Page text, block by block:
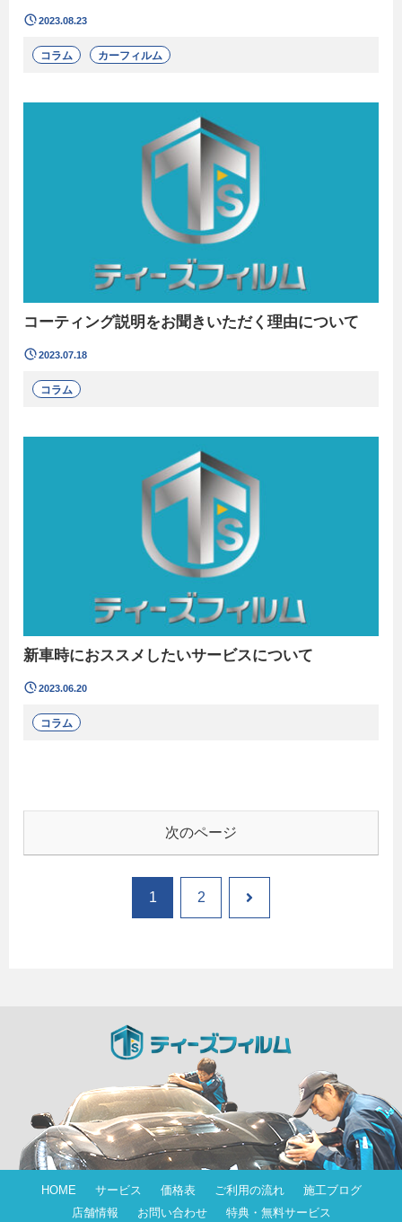
2023.08.23
コラム カーフィルム
コーティング説明をお聞きいただく理由について
2023.07.18
コラム
新車時におススメしたいサービスについて
2023.06.20
コラム
次のページ
1 2 次
HOME サービス 価格表 ご利用の流れ
施工ブログ
店舗情報
お問い合わせ 特典・無料サービス